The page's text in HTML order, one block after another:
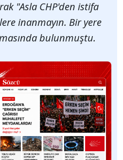
"Asla CHP'den istifa
inanmayın. Bir yere
bulunmuştu.